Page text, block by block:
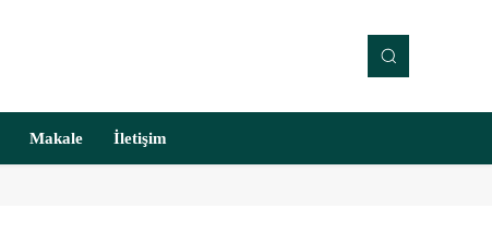
Makale İletişim